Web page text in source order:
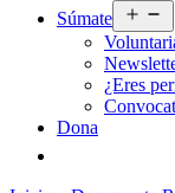
Súmate
el
¿Eres
Dona